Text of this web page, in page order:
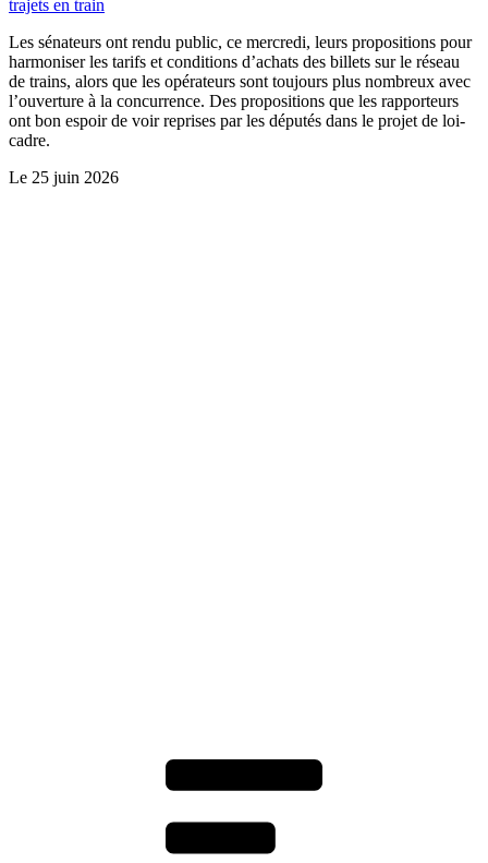
trajets en train
Les sénateurs ont rendu public, ce mercredi, leurs propositions pour
harmoniser les tarifs et conditions d’achats des billets sur le réseau
de trains, alors que les opérateurs sont toujours plus nombreux avec
l’ouverture à la concurrence. Des propositions que les rapporteurs
ont bon espoir de voir reprises par les députés dans le projet de loi-
cadre.
Le 25 juin 2026